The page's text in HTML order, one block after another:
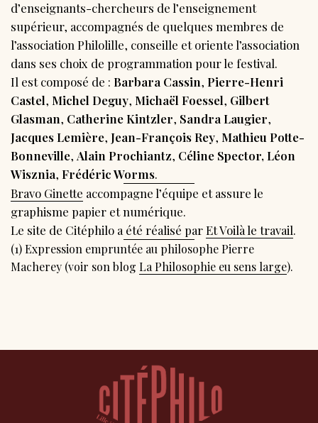
d’enseignants-chercheurs de l’enseignement
supérieur, accompagnés de quelques membres de
l’association Philolille, conseille et oriente l’association
dans ses choix de programmation pour le festival.
Il est composé de : Barbara Cassin, Pierre-Henri
Castel, Michel Deguy, Michaël Foessel, Gilbert
Glasman, Catherine Kintzler, Sandra Laugier,
Jacques Lemière, Jean-François Rey, Mathieu Potte-
Bonneville, Alain Prochiantz, Céline Spector,Léon
Wisznia, Frédéric Worms.
Bravo Ginette accompagne l’équipe et assure le
graphisme papier et numérique.
Le site de Citéphilo a été réalisé parEt Voilà le travail.
(1) Expression empruntée au philosophe Pierre
Macherey (voir son blog La Philosophie eu sens large).